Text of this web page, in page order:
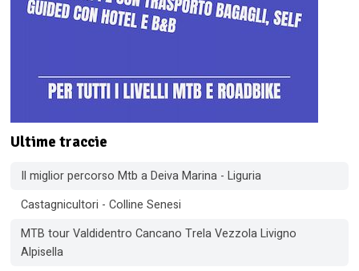
Ultime traccie
Il miglior percorso Mtb a Deiva Marina - Liguria
Castagnicultori - Colline Senesi
MTB tour Valdidentro Cancano Trela Vezzola Livigno
Alpisella